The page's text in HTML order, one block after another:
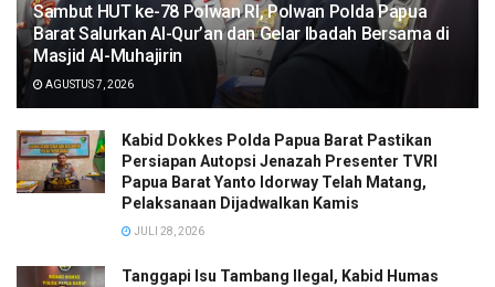
Sambut HUT ke-78 Polwan RI, Polwan Polda Papua
Barat Salurkan Al-Qur’an dan Gelar Ibadah Bersama di
Masjid Al-Muhajirin
AGUSTUS 7, 2026
Kabid Dokkes Polda Papua Barat Pastikan
Persiapan Autopsi Jenazah Presenter TVRI
Papua Barat Yanto Idorway Telah Matang,
Pelaksanaan Dijadwalkan Kamis
JULI 28, 2026
Tanggapi Isu Tambang Ilegal, Kabid Humas